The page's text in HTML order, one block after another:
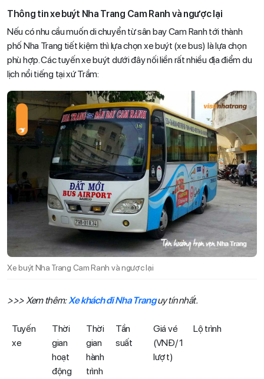
Thông tin xe buýt Nha Trang Cam Ranh và ngược lại
Nếu có nhu cầu muốn di chuyển từ sân bay Cam Ranh tới thành
phố Nha Trang tiết kiệm thì lựa chọn xe buýt (xe bus) là lựa chọn
phù hợp. Các tuyến xe buýt dưới đây nối liền rất nhiều địa điểm du
lịch nổi tiếng tại xứ Trầm:
Xe buýt Nha Trang Cam Ranh và ngược lại
>>> Xem thêm:Xe khách đi Nha Tranguy tín nhất.
Tuyến
xe
Thời
gian
hoạt
động
Thời
gian
hành
trình
Tần
suất
Giá vé
(VNĐ/ 1
lượt)
Lộ trình